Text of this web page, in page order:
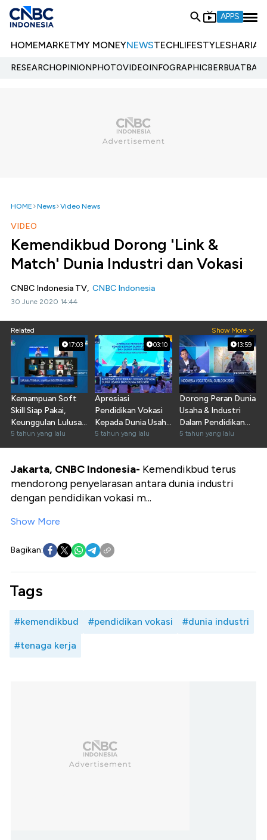
APPS
HOMEMARKETMY MONEYNEWSTECHLIFESTYLESHARIA
RESEARCHOPINIONPHOTOVIDEOINFOGRAPHIC
HOME News Video News
VIDEO
Kemendikbud Dorong 'Link &
Match' Dunia Industri dan Vokasi
CNBC Indonesia TV, CNBC Indonesia
30 June 2020 14:44
Related Show More
17:03
Kemampuan Soft
Skill Siap Pakai,
Keunggulan Lulusan
D4
5 tahun yang lalu
03:10
Apresiasi
Pendidikan Vokasi
Kepada Dunia Usaha
& Industri 4
5 tahun yang lalu
13:59
Dorong Peran Dunia
Usaha & Industri
Dalam Pendidikan
Vokasi
5 tahun yang lalu
Jakarta, CNBC Indonesia- Kemendikbud terus
mendorong penyelarasan antara dunia industri
dengan pendidikan vokasi m...
Show More
Bagikan:
Tags
#kemendikbud #pendidikan vokasi #dunia industri
#tenaga kerja